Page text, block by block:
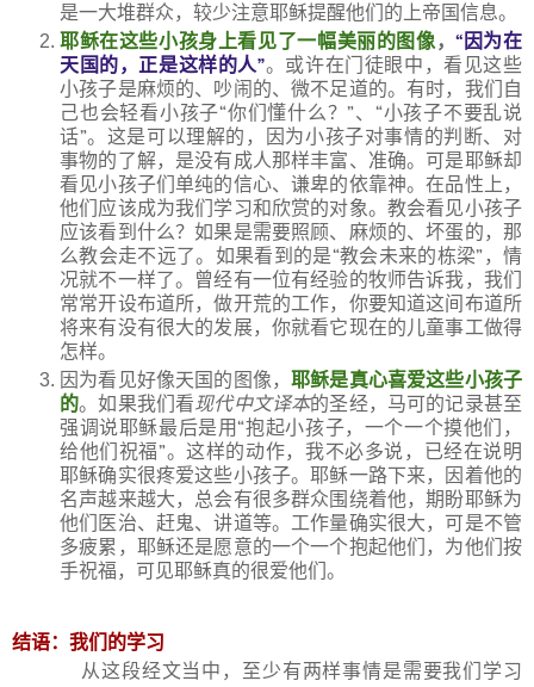
是一大堆群众，较少注意耶稣提醒他们的上帝国信息。
耶稣在这些小孩身上看见了一幅美丽的图像，“ 因为在
天国的，正是这样的人”。或许在门徒眼中，看见这些
小孩子是麻烦的、吵闹的、微不足道的。有时，我们自
己也会轻看小孩子“你们懂什么？”、 “小孩子不要乱说
话”。这是可以理解的，因为小孩子对事情的判断、对
事物的了解，是没有成人那样丰富、准确。可是耶稣却
看见小孩子们单纯的信心、谦卑的依靠神。在品性上，
他们应该成为我们学习和欣赏的对象。教会看见小孩子
应该看到什么？如果是需要照顾、麻烦的、坏蛋的，那
么教会走不远了。如果看到的是“教会未来的栋梁” ，情
况就不一样了。曾经有一位有经验的牧师告诉我，我们
常常开设布道所，做开荒的工作，你要知道这间布道所
将来有没有很大的发展，你就看它现在的儿童事工做得
怎样。
因为看见好像天国的图像，耶稣是真心喜爱这些小孩子
的。如果我们看现代中文译本的圣经，马可的记录甚至
强调说耶稣最后是用“抱起小孩子，一个一个摸他们，
给他们祝福”。这样的动作，我不必多说，已经在说明
耶稣确实很疼爱这些小孩子。耶稣一路下来，因着他的
名声越来越大，总会有很多群众围绕着他，期盼耶稣为
他们医治、赶鬼、讲道等。工作量确实很大，可是不管
多疲累，耶稣还是愿意的一个一个抱起他们，为他们按
手祝福，可见耶稣真的很爱他们。
结语：我们的学习
从这段经文当中，至少有两样事情是需要我们学习